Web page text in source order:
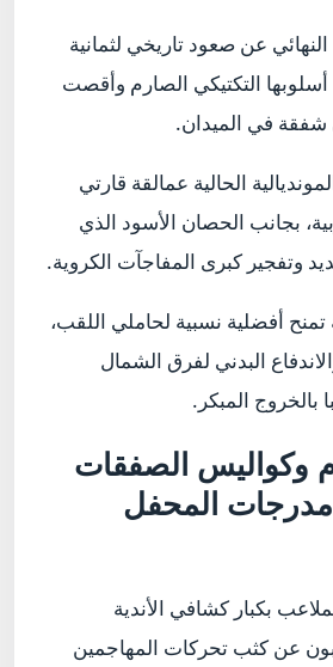
عن صعود تاريخي لثمانية
التكتيكي الصارم وأقصت
شفقة في الميدان.
الحالية عمالقة قارتي
بجانب الحصان الأسود الذي
وتفجير كبرى المفاجآت الكروية.
أفضلية نسبية لحاملي اللقب،
البدني لفرق الشمال
بالخروج المبكر.
وكواليس الصفقات
المحفل
بكبار كشافي الأندية
عن كثب تحركات المهاجمين